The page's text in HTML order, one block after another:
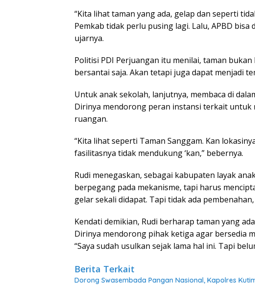
“Kita lihat taman yang ada, gelap dan seperti
Pemkab tidak perlu pusing lagi. Lalu, APBD
ujarnya.
Politisi PDI Perjuangan itu menilai, taman
bersantai saja. Akan tetapi juga dapat menjadi
Untuk anak sekolah, lanjutnya, membaca di
Dirinya mendorong peran instansi terkait untuk
ruangan.
“Kita lihat seperti Taman Sanggam. Kan
fasilitasnya tidak mendukung ‘kan,” bebernya.
Rudi menegaskan, sebagai kabupaten layak
berpegang pada mekanisme, tapi harus
gelar sekali didapat. Tapi tidak ada
Kendati demikian, Rudi berharap taman yang
Dirinya mendorong pihak ketiga agar bersedia
“Saya sudah usulkan sejak lama hal ini. Tapi
Berita Terkait
Dorong Swasembada Pangan Nasional, Kapolres